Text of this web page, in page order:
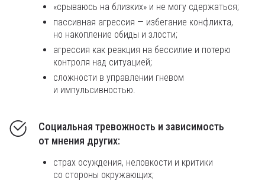
«срываюсь на близких» и не могу сдержаться;
пассивная агрессия — избегание конфликта,
но накопление обиды и злости;
агрессия как реакция на бессилие и потерю
контроля над ситуацией;
сложности в управлении гневом
и импульсивностью.
Социальная тревожность и зависимость
от мнения других:
страх осуждения, неловкости и критики
со стороны окружающих;